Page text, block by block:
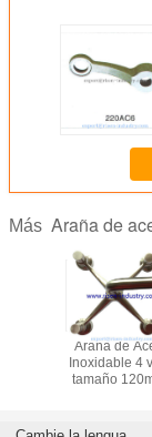
Más Araña de
Araña de
Inoxidable 4
tamaño